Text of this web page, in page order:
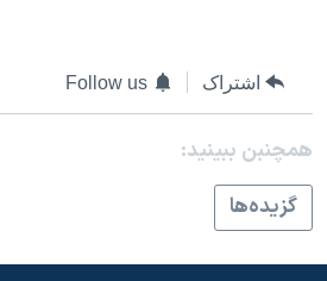
تریبونال مردمی آبان ۹۸
دادگاه حمید نوری
چهل سال گروگان‌گیری
قانون شفافیت دارائی کادر رهبری ایران
اشتراک Follow us
همچنبن ببینید:
گزيده‌ها